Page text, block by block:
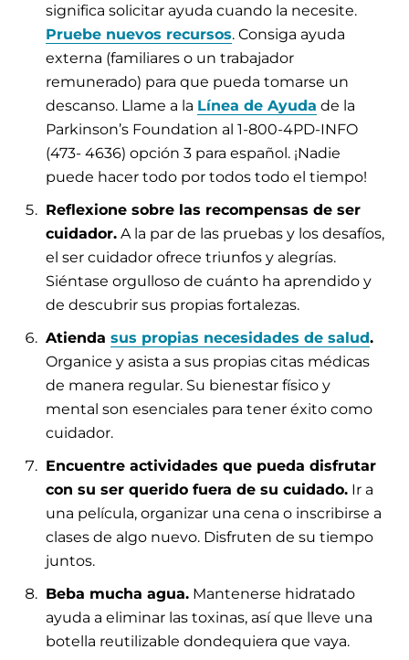
significa solicitar ayuda cuando la necesite.
Pruebe nuevos recursos. Consiga ayuda
externa (familiares o un trabajador
remunerado) para que pueda tomarse un
descanso. Llame a la Línea de Ayuda de la
Parkinson’s Foundation al 1-800-4PD-INFO
(473- 4636) opción 3 para español. ¡Nadie
puede hacer todo por todos todo el tiempo!
Reflexione sobre las recompensas de ser
cuidador. A la par de las pruebas y los desafíos,
el ser cuidador ofrece triunfos y alegrías.
Siéntase orgulloso de cuánto ha aprendido y
de descubrir sus propias fortalezas.
Atienda sus propias necesidades de salud.
Organice y asista a sus propias citas médicas
de manera regular. Su bienestar físico y
mental son esenciales para tener éxito como
cuidador.
Encuentre actividades que pueda disfrutar
con su ser querido fuera de su cuidado. Ir a
una película, organizar una cena o inscribirse a
clases de algo nuevo. Disfruten de su tiempo
juntos.
Beba mucha agua. Mantenerse hidratado
ayuda a eliminar las toxinas, así que lleve una
botella reutilizable dondequiera que vaya.